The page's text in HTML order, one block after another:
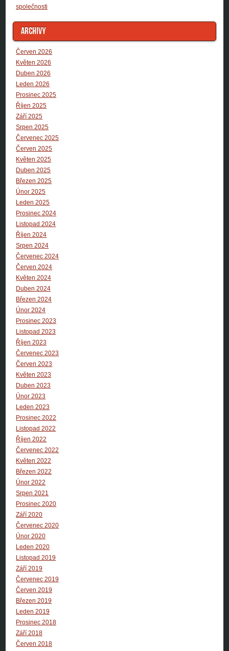
společnosti
ARCHIVY
Červen 2026
Květen 2026
Duben 2026
Leden 2026
Prosinec 2025
Říjen 2025
Září 2025
Srpen 2025
Červenec 2025
Červen 2025
Květen 2025
Duben 2025
Březen 2025
Únor 2025
Leden 2025
Prosinec 2024
Listopad 2024
Říjen 2024
Srpen 2024
Červenec 2024
Červen 2024
Květen 2024
Duben 2024
Březen 2024
Únor 2024
Prosinec 2023
Listopad 2023
Říjen 2023
Červenec 2023
Červen 2023
Květen 2023
Duben 2023
Únor 2023
Leden 2023
Prosinec 2022
Listopad 2022
Říjen 2022
Červenec 2022
Květen 2022
Březen 2022
Únor 2022
Srpen 2021
Prosinec 2020
Září 2020
Červenec 2020
Únor 2020
Leden 2020
Listopad 2019
Září 2019
Červenec 2019
Červen 2019
Březen 2019
Leden 2019
Prosinec 2018
Září 2018
Červen 2018